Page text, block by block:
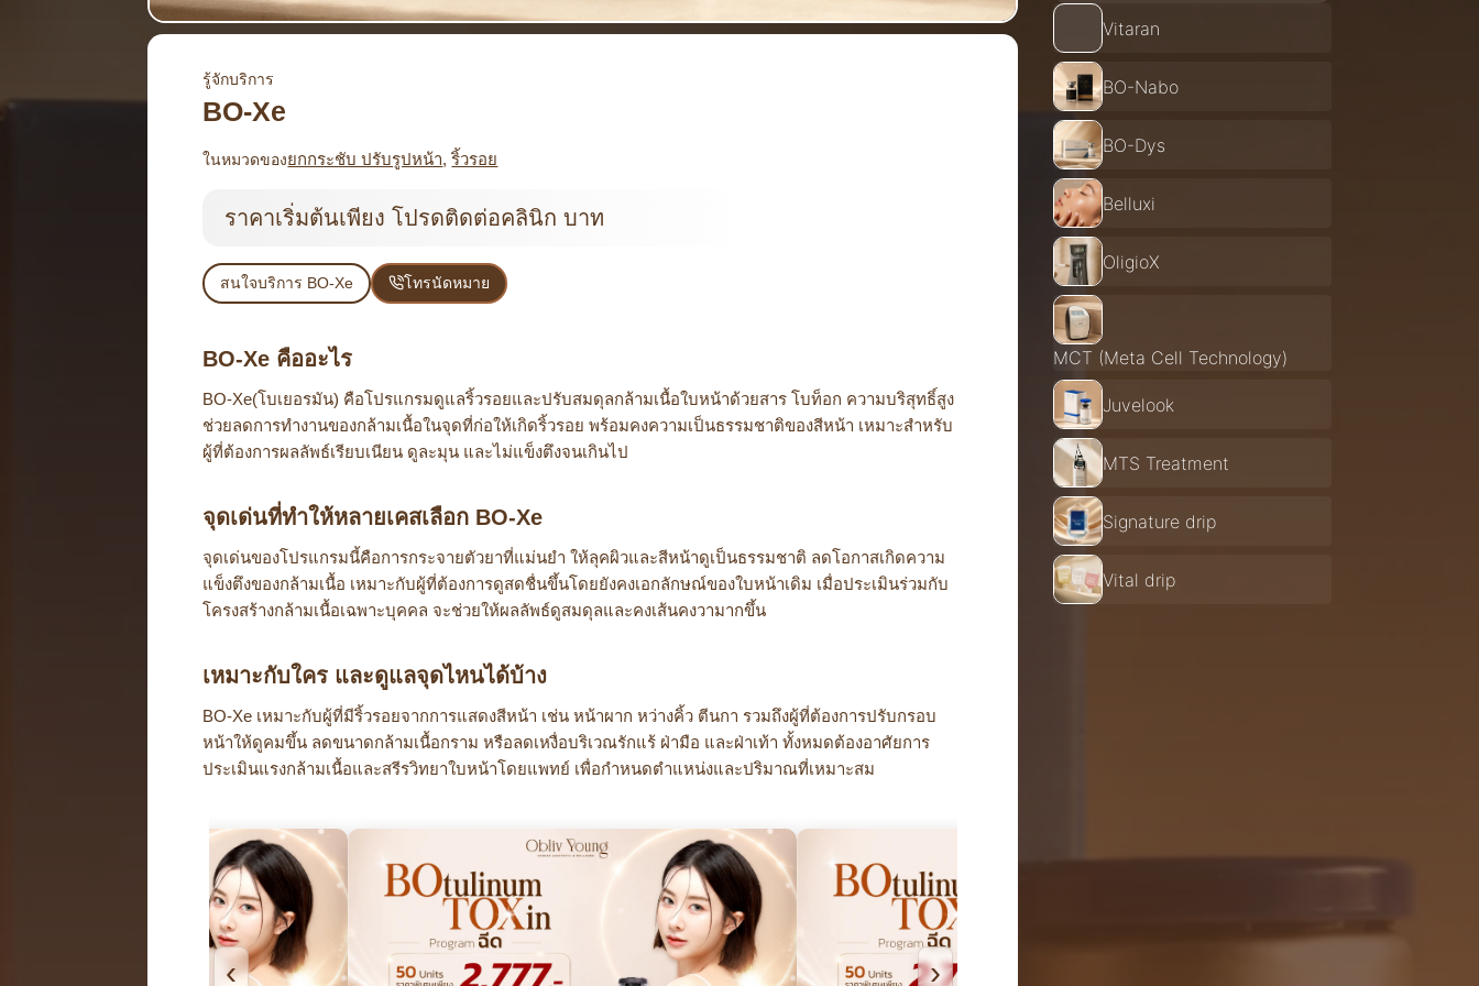
รู้จักบริการ
BO-Xe
ในหมวดของยกกระชับ ปรับรูปหน้า, ริ้วรอย
ราคาเริ่มต้นเพียง โปรดติดต่อคลินิก บาท
สนใจบริการ BO-Xe โทรนัดหมาย
BO-Xe คืออะไร
BO-Xe(โบเยอรมัน) คือโปรแกรมดูแลริ้วรอยและปรับสมดุลกล้ามเนื้อใบหน้าด้วยสาร โบท็อก ความบริสุทธิ์สูง
ช่วยลดการทำงานของกล้ามเนื้อในจุดที่ก่อให้เกิดริ้วรอย พร้อมคงความเป็นธรรมชาติของสีหน้า เหมาะสำหรับ
ผู้ที่ต้องการผลลัพธ์เรียบเนียน ดูละมุน และไม่แข็งตึงจนเกินไป
จุดเด่นที่ทำให้หลายเคสเลือก BO-Xe
จุดเด่นของโปรแกรมนี้คือการกระจายตัวยาที่แม่นยำ ให้ลุคผิวและสีหน้าดูเป็นธรรมชาติ ลดโอกาสเกิดความ
แข็งตึงของกล้ามเนื้อ เหมาะกับผู้ที่ต้องการดูสดชื่นขึ้นโดยยังคงเอกลักษณ์ของใบหน้าเดิม เมื่อประเมินร่วมกับ
โครงสร้างกล้ามเนื้อเฉพาะบุคคล จะช่วยให้ผลลัพธ์ดูสมดุลและคงเส้นคงวามากขึ้น
เหมาะกับใคร และดูแลจุดไหนได้บ้าง
BO-Xe เหมาะกับผู้ที่มีริ้วรอยจากการแสดงสีหน้า เช่น หน้าผาก หว่างคิ้ว ตีนกา รวมถึงผู้ที่ต้องการปรับกรอบ
หน้าให้ดูคมขึ้น ลดขนาดกล้ามเนื้อกราม หรือลดเหงื่อบริเวณรักแร้ ฝ่ามือ และฝ่าเท้า ทั้งหมดต้องอาศัยการ
ประเมินแรงกล้ามเนื้อและสรีรวิทยาใบหน้าโดยแพทย์ เพื่อกำหนดตำแหน่งและปริมาณที่เหมาะสม
‹ ›
Vitaran
BO-Nabo
BO-Dys
Belluxi
OligioX
MCT (Meta Cell Technology)
Juvelook
MTS Treatment
Signature drip
Vital drip